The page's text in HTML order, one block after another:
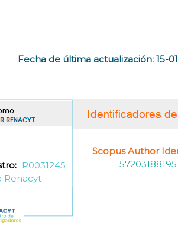
Fecha de última actualización: 15-
P0031245
Renacyt
Scopus Author
57203188195